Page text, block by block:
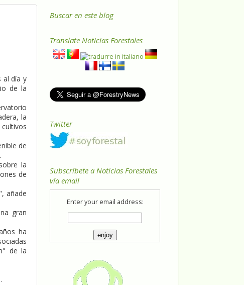
al día y
de la
la
de
la
de
añade
gran
ha
de la
Buscar en este blog
Translate Noticias Forestales
Twitter
Subscríbete a Noticias Forestales
vía email
Enter your email address: